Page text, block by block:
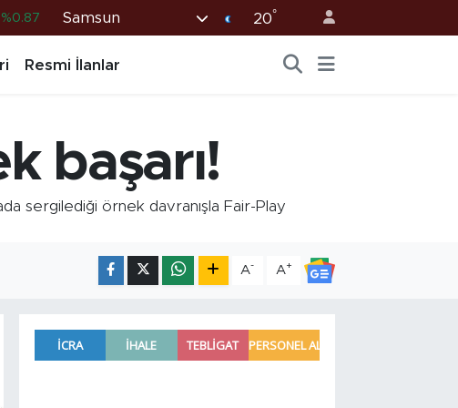
%0.18
%-19
%0.87
Samsun 20°
Resmi İlanlar
başarı!
sergilediği örnek davranışla Fair-Play
A- A+